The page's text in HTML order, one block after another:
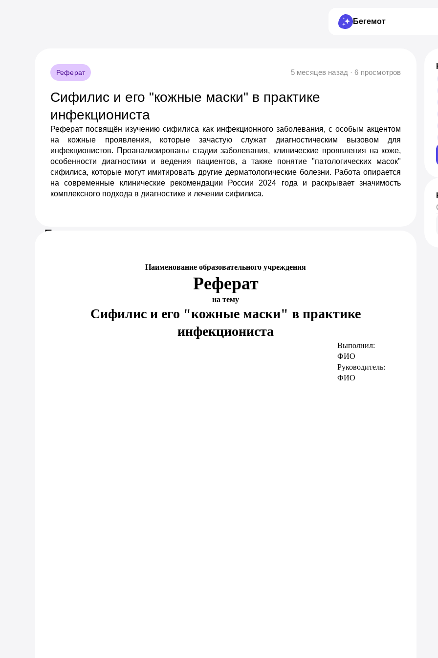
Бегемот
Реферат 5 месяцев назад · 6 просмотров
Сифилис и его "кожные маски" в практике
инфекциониста
Реферат посвящён изучению сифилиса как инфекционного заболевания, с особым акцентом
на кожные проявления, которые зачастую служат диагностическим вызовом для
инфекционистов. Проанализированы стадии заболевания, клинические проявления на коже,
особенности диагностики и ведения пациентов, а также понятие "патологических масок"
сифилиса, которые могут имитировать другие дерматологические болезни. Работа опирается
на современные клинические рекомендации России 2024 года и раскрывает значимость
комплексного подхода в диагностике и лечении сифилиса.
Предпросмотр документа
Наименование образовательного учреждения
Реферат
на тему
Сифилис и его "кожные маски" в практике
инфекциониста
Выполнил:
ФИО
Руководитель:
ФИО